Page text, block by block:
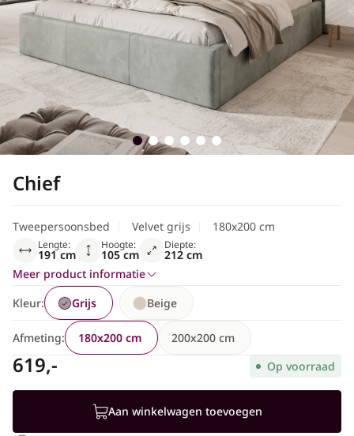
Scandinavisch
Chief
Tweepersoonsbed Velvet grijs 180x200 cm
Lengte:
191 cm
Hoogte:
105 cm
Diepte:
212 cm
Meer product informatie
Kleur:
Beige
Grijs
Afmeting: 180x200 cm 200x200 cm
619,- Op voorraad
Aan winkelwagen toevoegen